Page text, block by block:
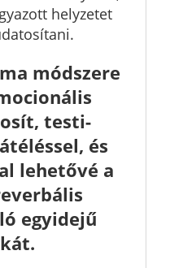
helyzetet
módszere
testi-
és
lehetővé a
egyidejű